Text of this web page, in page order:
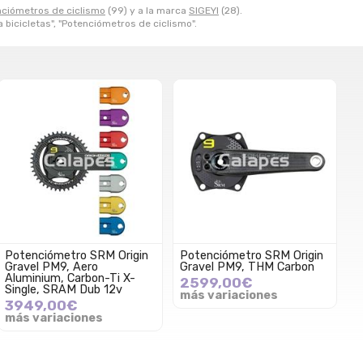
de ciclismo (99) y a la marca SIGEYI (28).
bicicletas", "Potenciómetros de ciclismo".
Potenciómetro SRM Origin
Gravel PM9, Aero
Aluminium, Carbon-Ti X-
Single, SRAM Dub 12v
3949,00€
más variaciones
Potenciómetro SRM Origin
Gravel PM9, THM Carbon
2599,00€
más variaciones